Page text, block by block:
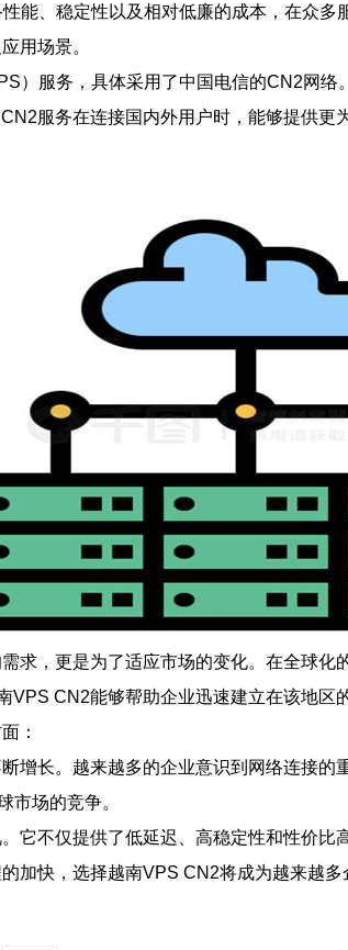
能、稳定性以及相对低廉的成本，在众
用场景。
）服务，具体采用了中国电信的CN2网
服务在连接国内外用户时，能够提供更
求，更是为了适应市场的变化。在全球
CN2能够帮助企业迅速建立在该地区
：
增长。越来越多的企业意识到网络连接
市场的竞争。
它不仅提供了低延迟、高稳定性和性价
加快，选择越南VPS CN2将成为越来越多